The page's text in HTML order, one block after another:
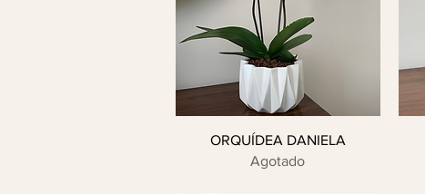
ORQUÍDEA DANIELA
Agotado